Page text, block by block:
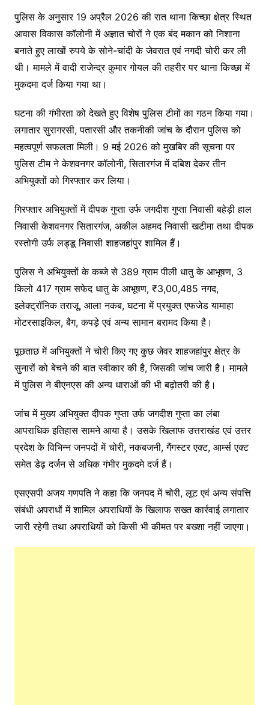
पुलिस के अनुसार 19 अप्रैल 2026 की रात थाना किच्छा क्षेत्र स्थित
आवास विकास कॉलोनी में अज्ञात चोरों ने एक बंद मकान को निशाना
बनाते हुए लाखों रुपये के सोने-चांदी के जेवरात एवं नगदी चोरी कर ली
थी। मामले में वादी राजेन्द्र कुमार गोयल की तहरीर पर थाना किच्छा में
मुकदमा दर्ज किया गया था।
घटना की गंभीरता को देखते हुए विशेष पुलिस टीमों का गठन किया गया।
लगातार सुरागरसी, पतारसी और तकनीकी जांच के दौरान पुलिस को
महत्वपूर्ण सफलता मिली। 9 मई 2026 को मुखबिर की सूचना पर
पुलिस टीम ने केशवनगर कॉलोनी, सितारगंज में दबिश देकर तीन
अभियुक्तों को गिरफ्तार कर लिया।
गिरफ्तार अभियुक्तों में दीपक गुप्ता उर्फ जगदीश गुप्ता निवासी बहेड़ी हाल
निवासी केशवनगर सितारगंज, अकील अहमद निवासी खटीमा तथा दीपक
रस्तोगी उर्फ लड्डू निवासी शाहजहांपुर शामिल हैं।
पुलिस ने अभियुक्तों के कब्जे से 389 ग्राम पीली धातु के आभूषण, 3
किलो 417 ग्राम सफेद धातु के आभूषण, ₹3,00,485 नगद,
इलेक्ट्रॉनिक तराजू, आला नकब, घटना में प्रयुक्त एफजेड यामाहा
मोटरसाइकिल, बैग, कपड़े एवं अन्य सामान बरामद किया है।
पूछताछ में अभियुक्तों ने चोरी किए गए कुछ जेवर शाहजहांपुर क्षेत्र के
सुनारों को बेचने की बात स्वीकार की है, जिसकी जांच जारी है। मामले
में पुलिस ने बीएनएस की अन्य धाराओं की भी बढ़ोतरी की है।
जांच में मुख्य अभियुक्त दीपक गुप्ता उर्फ जगदीश गुप्ता का लंबा
आपराधिक इतिहास सामने आया है। उसके खिलाफ उत्तराखंड एवं उत्तर
प्रदेश के विभिन्न जनपदों में चोरी, नकबजनी, गैंगस्टर एक्ट, आर्म्स एक्ट
समेत डेढ़ दर्जन से अधिक गंभीर मुकदमे दर्ज हैं।
एसएसपी अजय गणपति ने कहा कि जनपद में चोरी, लूट एवं अन्य संपत्ति
संबंधी अपराधों में शामिल अपराधियों के खिलाफ सख्त कार्रवाई लगातार
जारी रहेगी तथा अपराधियों को किसी भी कीमत पर बख्शा नहीं जाएगा।